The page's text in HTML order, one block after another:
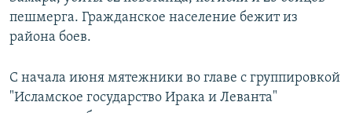
пешмерга. Гражданское население бежит из
района боев.
С начала июня мятежники во главе с группировкой
"Исламское государство Ирака и Леванта"